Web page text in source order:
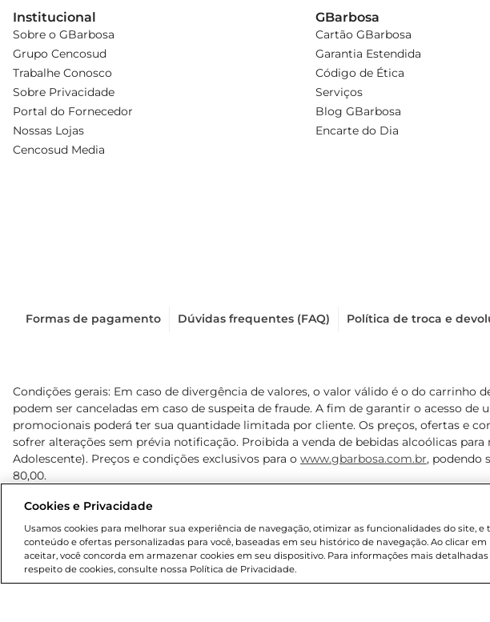
Institucional
Sobre o GBarbosa
Grupo Cencosud
Trabalhe Conosco
Sobre Privacidade
Portal do Fornecedor
Nossas Lojas
Cencosud Media
GBarbosa
Cartão GBarbosa
Garantia Estendida
Código de Ética
Serviços
Blog GBarbosa
Encarte do Dia
Formas de pagamento Dúvidas frequentes (FAQ) Política de troca e
Condições gerais: Em caso de divergência de valores, o valor válido é o do
podem ser canceladas em caso de suspeita de fraude. A fim de garantir o acesso
promocionais poderá ter sua quantidade limitada por cliente. Os preços, ofertas e
sofrer alterações sem prévia notificação. Proibida a venda de bebidas alcoólicas
Adolescente). Preços e condições exclusivos para o www.gbarbosa.com.br, podendo
80,00.
Cookies e Privacidade
Usamos cookies para melhorar sua experiência de navegação, otimizar as funcionalidades do site, e
conteúdo e ofertas personalizadas para você, baseadas em seu histórico de navegação. Ao clicar em
aceitar, você concorda em armazenar cookies em seu dispositivo. Para informações mais detalhadas
respeito de cookies, consulte nossa Política de Privacidade.